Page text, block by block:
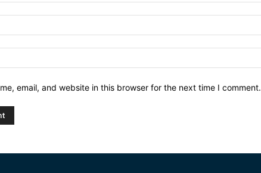
email, and website in this browser for the next time I comment.